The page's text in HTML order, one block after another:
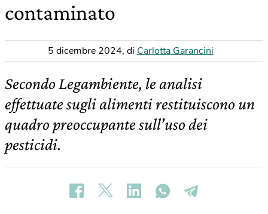
contaminato
5 dicembre 2024, di Carlotta Garancini
Secondo Legambiente, le analisi
effettuate sugli alimenti restituiscono un
quadro preoccupante sull’uso dei
pesticidi.